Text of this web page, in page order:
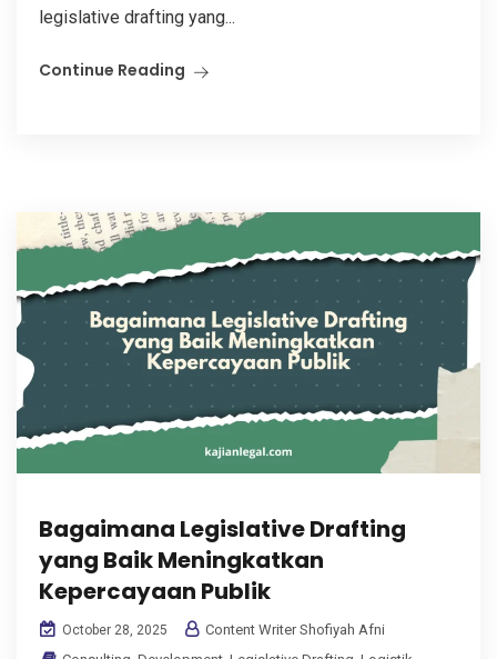
legislative drafting yang...
Continue Reading
Bagaimana Legislative Drafting
yang Baik Meningkatkan
Kepercayaan Publik
October 28, 2025
Content Writer Shofiyah Afni